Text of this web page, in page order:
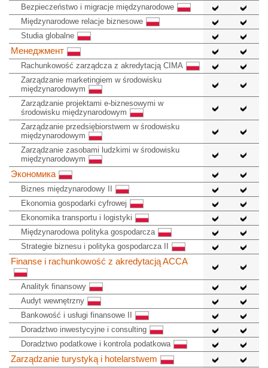
Bezpieczeństwo i migracje międzynarodowe
Międzynarodowe relacje biznesowe
Studia globalne
Менеджмент
Rachunkowość zarządcza z akredytacją CIMA
Zarządzanie marketingiem w środowisku
międzynarodowym
Zarządzanie projektami e-biznesowymi w
środowisku międzynarodowym
Zarządzanie przedsiębiorstwem w środowisku
międzynarodowym
Zarządzanie zasobami ludzkimi w środowisku
międzynarodowym
Экономика
Biznes międzynarodowy II
Ekonomia gospodarki cyfrowej
Ekonomika transportu i logistyki
Międzynarodowa polityka gospodarcza
Strategie biznesu i polityka gospodarcza II
Finanse i rachunkowość z akredytacją ACCA
Analityk finansowy
Audyt wewnętrzny
Bankowość i usługi finansowe II
Doradztwo inwestycyjne i consulting
Doradztwo podatkowe i kontrola podatkowa
Zarządzanie turystyką i hotelarstwem